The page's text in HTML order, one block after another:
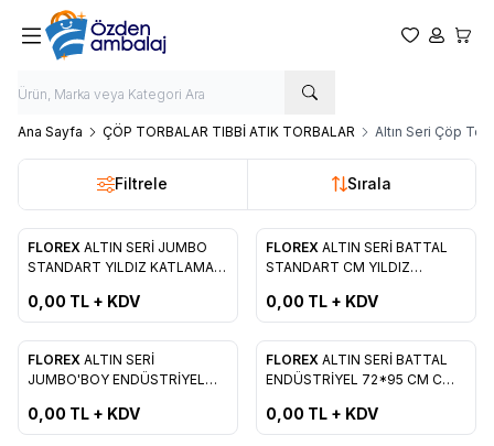
Favorilerim
Hesabım
Ana Sayfa ÇÖP TORBALAR TIBBİ ATIK TORBALAR Altın Seri Çöp
Filtrele Sırala
Favorilere Ekle
FLOREX ALTIN SERİ JUMBO
STANDART YILDIZ KATLAMA
0,00 TL + KDV
Favorilere Ekle
FLOREX ALTIN SERİ BATTAL
STANDART CM YILDIZ
0,00 TL + KDV
Favorilere Ekle
FLOREX ALTIN SERİ
JUMBO'BOY ENDÜSTRİYEL
0,00 TL + KDV
Favorilere Ekle
Tükendi
FLOREX ALTIN SERİ BATTAL
ENDÜSTRİYEL 72*95 CM C
0,00 TL + KDV